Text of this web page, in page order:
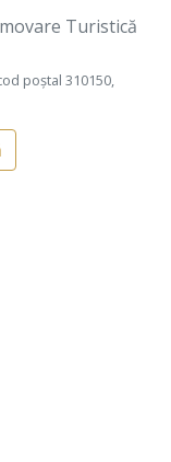
Turistică
poștal 310150,